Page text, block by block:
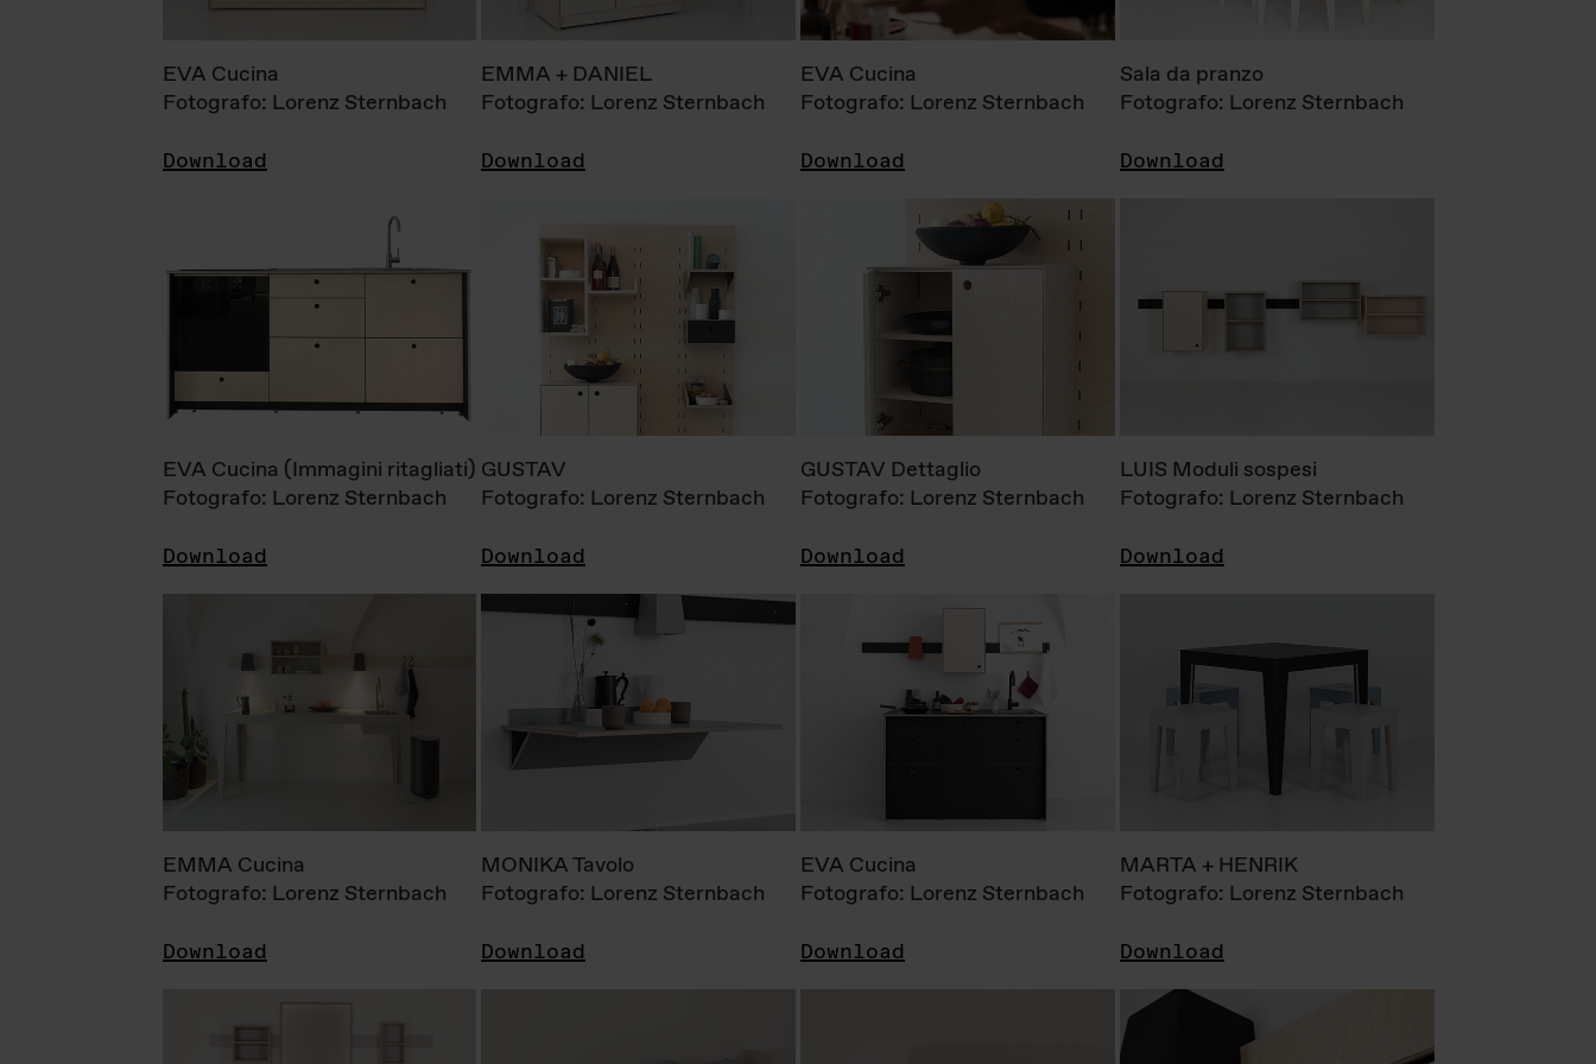
EVA Cucina
Fotografo: Lorenz Sternbach
Download
EMMA + DANIEL
Fotografo: Lorenz Sternbach
Download
EVA Cucina
Fotografo: Lorenz Sternbach
Download
Sala da pranzo
Fotografo: Lorenz Sternbach
Download
EVA Cucina (Immagini ritagliati)
Fotografo: Lorenz Sternbach
Download
GUSTAV
Fotografo: Lorenz Sternbach
Download
GUSTAV Dettaglio
Fotografo: Lorenz Sternbach
Download
LUIS Moduli sospesi
Fotografo: Lorenz Sternbach
Download
EMMA Cucina
Fotografo: Lorenz Sternbach
Download
MONIKA Tavolo
Fotografo: Lorenz Sternbach
Download
EVA Cucina
Fotografo: Lorenz Sternbach
Download
MARTA + HENRIK
Fotografo: Lorenz Sternbach
Download